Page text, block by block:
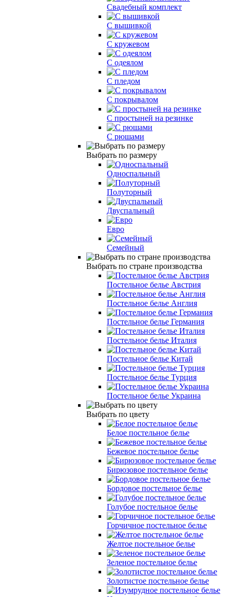
Свадебный комплект
С вышивкой
С кружевом
С одеялом
С пледом
С покрывалом
С простыней на резинке
С рюшами
Выбрать по размеру
Односпальный
Полуторный
Двуспальный
Евро
Семейный
Выбрать по стране производства
Постельное белье Австрия
Постельное белье Англия
Постельное белье Германия
Постельное белье Италия
Постельное белье Китай
Постельное белье Турция
Постельное белье Украина
Выбрать по цвету
Белое постельное белье
Бежевое постельное белье
Бирюзовое постельное белье
Бордовое постельное белье
Голубое постельное белье
Горчичное постельное белье
Желтое постельное белье
Зеленое постельное белье
Золотистое постельное белье